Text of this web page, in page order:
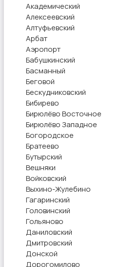
Академический
Алексеевский
Алтуфьевский
Арбат
Аэропорт
Бабушкинский
Басманный
Беговой
Бескудниковский
Бибирево
Бирюлёво Восточное
Бирюлёво Западное
Богородское
Братеево
Бутырский
Вешняки
Войковский
Выхино-Жулебино
Гагаринский
Головинский
Гольяново
Даниловский
Дмитровский
Донской
Дорогомилово